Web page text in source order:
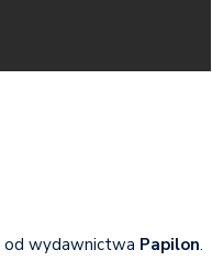
od wydawnictwa Papilon.